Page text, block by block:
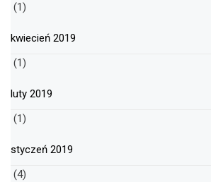
(1)
kwiecień 2019
(1)
luty 2019
(1)
styczeń 2019
(4)